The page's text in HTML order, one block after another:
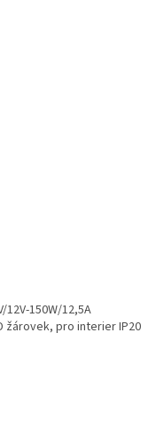
12V-150W/12,5A
žárovek, pro interier IP20